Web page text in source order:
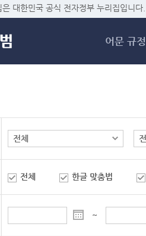
메
은 대한민국 공식 전자정부 누리집입니다.
어문 규정
전체 한글 맞춤법
~